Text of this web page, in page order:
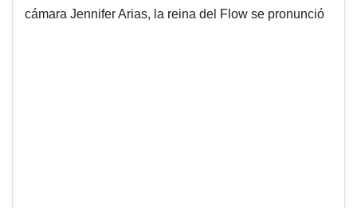
cámara Jennifer Arias, la reina del Flow se pronunció